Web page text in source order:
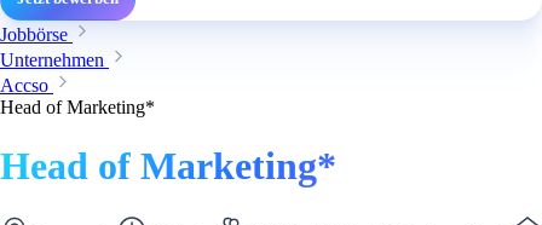
Jobbörse
Unternehmen
Accso
Head of Marketing*
Head of Marketing*